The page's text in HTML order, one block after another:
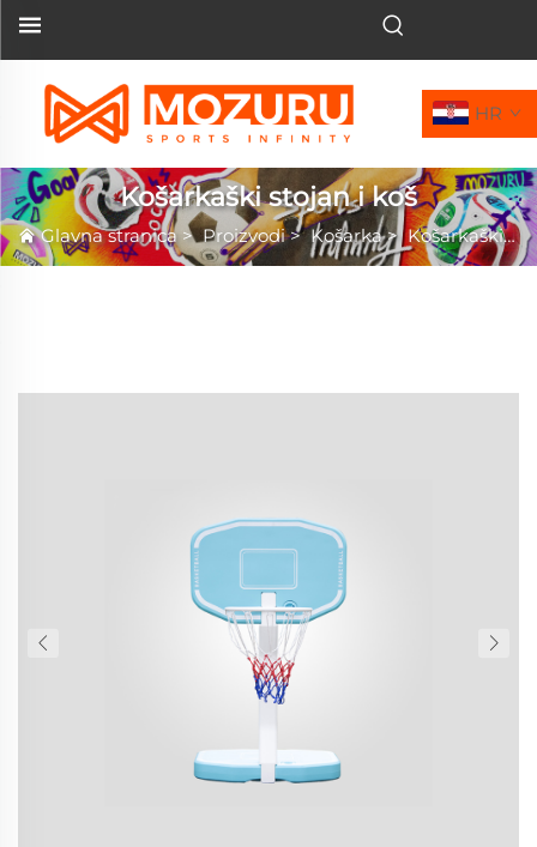
HR
Košarkaški stojan i koš
Glavna stranica>Proizvodi>Košarka>Košarkaški stojan i koš